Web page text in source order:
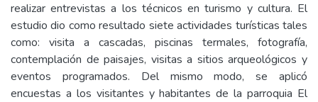
realizar entrevistas a los técnicos en turismo y cultura. El
estudio dio como resultado siete actividades turísticas tales
como: visita a cascadas, piscinas termales, fotografía,
contemplación de paisajes, visitas a sitios arqueológicos y
eventos programados. Del mismo modo, se aplicó
encuestas a los visitantes y habitantes de la parroquia El